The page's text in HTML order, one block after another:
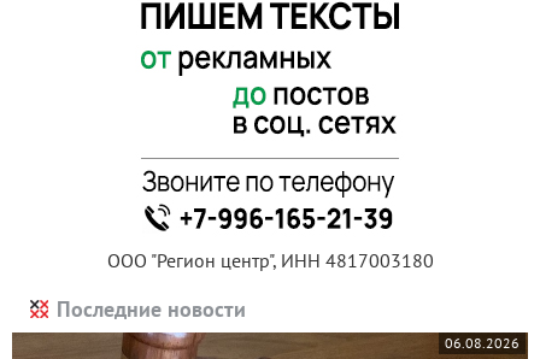
ООО "Регион центр", ИНН 4817003180
Последние новости
06.08.2026